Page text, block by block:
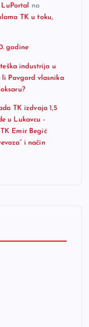
na
TK u toku,
godine
industrija u
li Pavgord vlasnika
TK izdvaja 1,5
u Lukavcu -
Emir Begić
i način